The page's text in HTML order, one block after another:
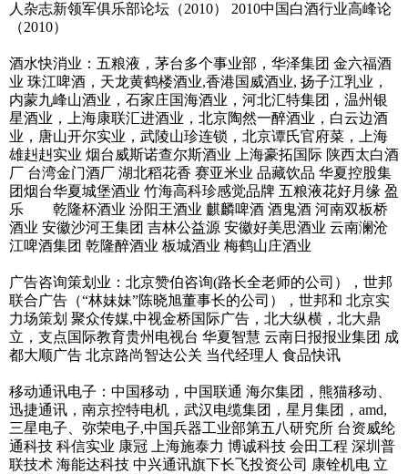
人杂志新领军俱乐部论坛（2010） 2010中国白酒行业高峰论
（2010）
酒水快消业：五粮液，茅台多个事业部，华泽集团 金六福酒
业 珠江啤酒，天龙黄鹤楼酒业,香港国威酒业, 扬子江乳业，
内蒙九峰山酒业，石家庄国海酒业，河北汇特集团，温州银
星酒业，上海康联汇进酒业，北京陶然一醉酒业，白云边酒
业，唐山开尔实业，武陵山珍连锁，北京谭氏官府菜，上海
雄赳赳实业 烟台威斯诺查尔斯酒业 上海豪拓国际 陕西太白酒
厂 台湾金门酒厂 湖北稻花香 赛亚米业 品藏饮品 华夏控股集
团烟台华夏城堡酒业 竹海高科珍感觉品牌 五粮液花好月缘 盈
乐 乾隆杯酒业 汾阳王酒业 麒麟啤酒 酒鬼酒 河南双板桥
酒业 安徽沙河王集团 吉林公益源 安徽好美思酒业 云南澜沧
江啤酒集团 乾隆醉酒业 板城酒业 梅鹤山庄酒业
广告咨询策划业：北京赞伯咨询(路长全老师的公司），世邦
联合广告（“林妹妹”陈晓旭董事长的公司），世邦和 北京实
力场策划 聚众传媒,中视金桥国际广告，北大纵横，北大鼎
立，支点国际教育贵州电视台 华夏智慧 云南日报报业集团 成
都大顺广告 北京路尚智达公关 当代经理人 食品快讯
移动通讯电子：中国移动，中国联通 海尔集团，熊猫移动、
迅捷通讯，南京控特电机，武汉电缆集团，星月集团，amd,
三星电子、弥荣电子,中国兵器工业部第五八研究所 台资威纶
通科技 科信实业 康冠 上海施泰力 博诚科技 会田工程 深圳普
联技术 海能达科技 中兴通讯旗下长飞投资公司 康铨机电 立